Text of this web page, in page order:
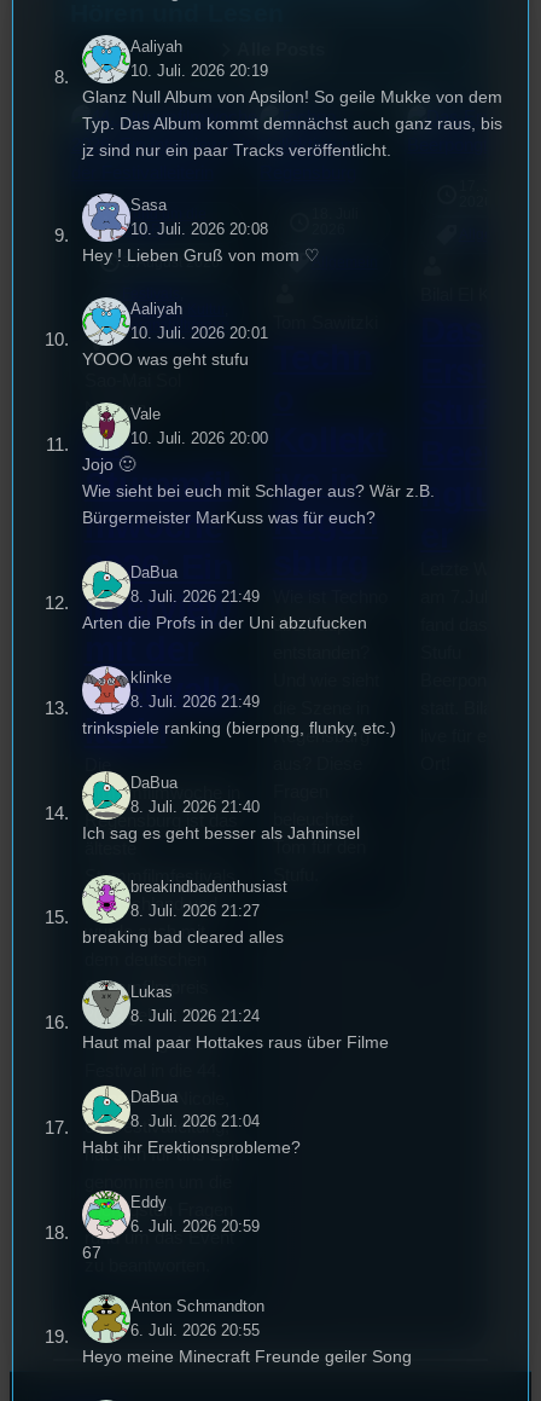
mic
Rund um die
U(h)R
3. August 2026
Interview,
Veranstaltungen
Nguyen
44.
Stummfil
mwoche
2026: Ein
Interview
Festivalle
iterin
Stummfilmwoche in
Regensburg ist das
älteste
Stummfilmfestivals
Deutschland und
wurde auch mit
Stummfilmpreis
2022 gekürt. Diesen
Sommer geht das
Runde und Nicole,
die Festivalleitung,
hat sich für uns Zeit
wichtigsten Fragen
rund um das Event
Allgemein
ive in
Regen
überhaupt
Regensburg
ngturni
Aaliyah
10. Juli. 2026 20:19
Glanz Null Album von Apsilon! So geile Mukke von dem
Typ. Das Album kommt demnächst auch ganz raus, bis
jz sind nur ein paar Tracks veröffentlicht.
Sasa
10. Juli. 2026 20:08
Hey ! Lieben Gruß von mom ♡
Aaliyah
10. Juli. 2026 20:01
YOOO was geht stufu
Vale
10. Juli. 2026 20:00
Jojo 🙂
Wie sieht bei euch mit Schlager aus? Wär z.B.
Bürgermeister MarKuss was für euch?
DaBua
8. Juli. 2026 21:49
Arten die Profs in der Uni abzufucken
klinke
8. Juli. 2026 21:49
trinkspiele ranking (bierpong, flunky, etc.)
DaBua
8. Juli. 2026 21:40
Ich sag es geht besser als Jahninsel
breakindbadenthusiast
8. Juli. 2026 21:27
breaking bad cleared alles
Lukas
8. Juli. 2026 21:24
Haut mal paar Hottakes raus über Filme
DaBua
8. Juli. 2026 21:04
Habt ihr Erektionsprobleme?
Eddy
6. Juli. 2026 20:59
67
Anton Schmandton
6. Juli. 2026 20:55
Heyo meine Minecraft Freunde geiler Song